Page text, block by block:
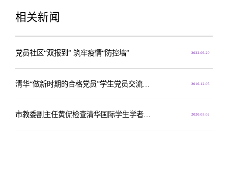
相关新闻
2022.06.20
党员社区“双报到” 筑牢疫情“防控墙”
2016.12.05
2020.03.02
市教委副主任黄侃检查清华国际学生学者疫情防控工作